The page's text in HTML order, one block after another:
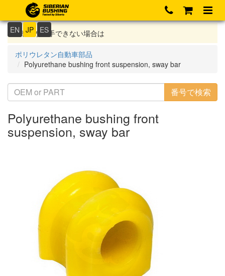
EN JP ES
部品が入手できない場合は
ポリウレタン自動車部品
Polyurethane bushing front suspension, sway bar
Polyurethane bushing front
suspension, sway bar